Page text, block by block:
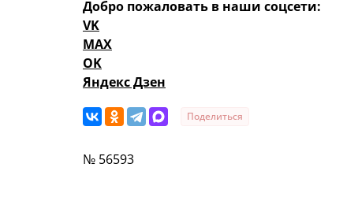
Добро пожаловать в наши соцсети:
VK
MAX
OK
Яндекс Дзен
Поделиться
№ 56593